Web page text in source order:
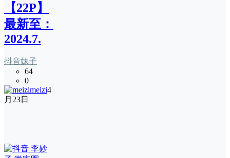
【22P】
最新至：
2024.7.
抖音妹子
64
0
meizi4
月23日